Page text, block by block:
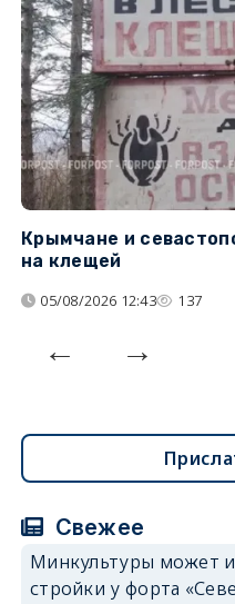
Крымчане и
на клещей
05/08/2026 12:43 137
Свежее
Минкультуры может
стройки у форта